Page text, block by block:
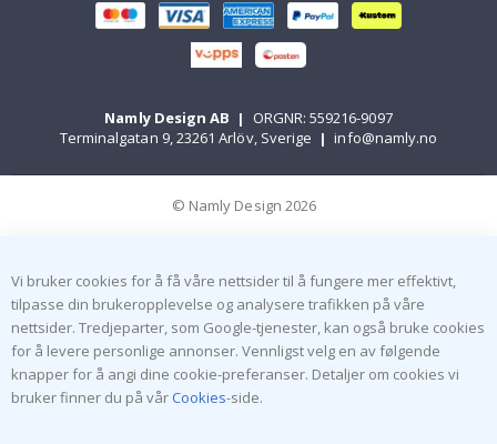
Namly Design AB |
ORGNR: 559216-9097
Terminalgatan 9, 23261 Arlöv, Sverige | info@namly.no
© Namly Design 2026
Vi bruker cookies for å få våre nettsider til å fungere mer effektivt,
tilpasse din brukeropplevelse og analysere trafikken på våre
nettsider. Tredjeparter, som Google-tjenester, kan også bruke cookies
for å levere personlige annonser. Vennligst velg en av følgende
knapper for å angi dine cookie-preferanser. Detaljer om cookies vi
bruker finner du på vår Cookies-side.